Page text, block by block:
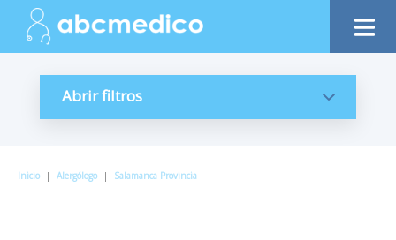
Abrir filtros
Inicio | Alergólogo | Salamanca Provincia